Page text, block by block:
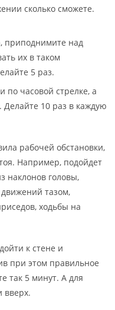
сколько сможете.
приподнимите над
их в таком
5 раз.
часовой стрелке, а
Делайте 10 раз в каждую
рабочей обстановки,
Например, подойдет
наклонов головы,
тазом,
ходьбы на
к стене и
при этом правильное
так 5 минут. А для
вверх.